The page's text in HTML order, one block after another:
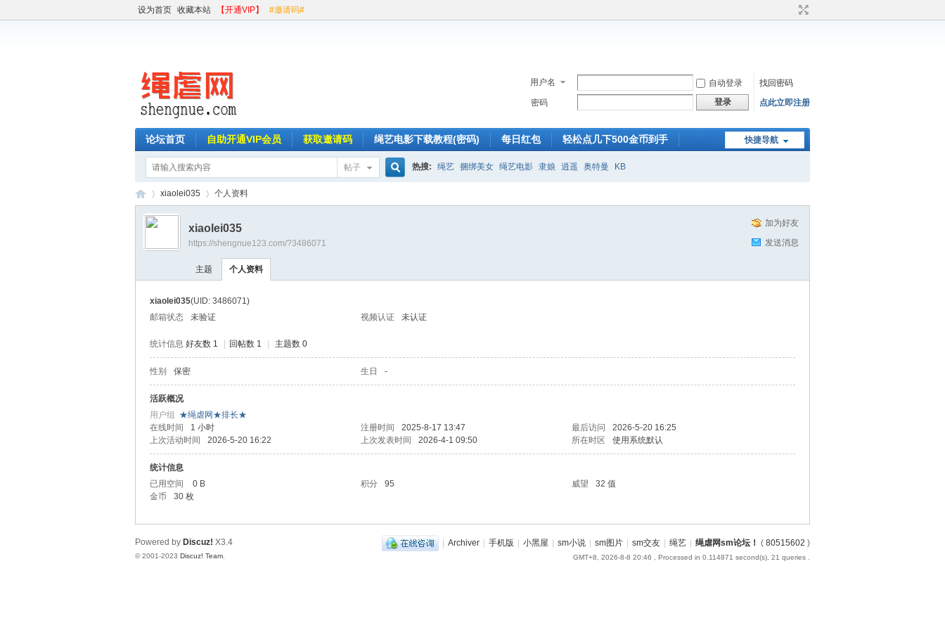
设为首页 收藏本站 【开通VIP】 #邀请码#
用户名 自动登录
找回密码
密码
登录 点此立即注册
快捷导航
论坛首页 自助开通VIP会员 获取邀请码 绳艺电影下载教程(密码) 每日红包 轻松点几下500金币到手
帖子 热搜: 绳艺 捆绑美女 绳艺电影 隶娘 逍遥 奥特曼 KB
›
xiaolei035 个人资料
加为好友
发送消息
xiaolei035
https://shengnue123.com/?3486071
主题 个人资料
xiaolei035(UID: 3486071)
邮箱状态
未验证 视频认证 未认证
统计信息 好友数 1 回帖数 1 主题数 0
性别 保密 生日 -
活跃概况
用户组 ★绳虐网★排长★
在线时间
1 小时 注册时间 2025-8-17 13:47 最后访问
2026-5-20 16:25
上次活动时间
2026-5-20 16:22 上次发表时间 2026-4-1 09:50 所在时区 使用系统默认
统计信息
已用空间
0 B 积分 95 威望
32 值
金币
30 枚
| Archiver | 手机版 | 小黑屋 | sm小说 | sm图片 | sm交友 | 绳艺 | 绳虐网sm论坛！ ( 80515602 )
GMT+8, 2026-8-8 20:46 , Processed in 0.114871 second(s), 21 queries .
Powered by Discuz! X3.4
© 2001-2023 Discuz! Team